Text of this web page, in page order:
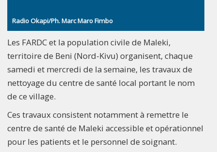
Radio Okapi/Ph. Marc Maro Fimbo
Les FARDC et la population civile de Maleki,
territoire de Beni (Nord-Kivu) organisent, chaque
samedi et mercredi de la semaine, les travaux de
nettoyage du centre de santé local portant le nom
de ce village.
Ces travaux consistent notamment à remettre le
centre de santé de Maleki accessible et opérationnel
pour les patients et le personnel de soignant.